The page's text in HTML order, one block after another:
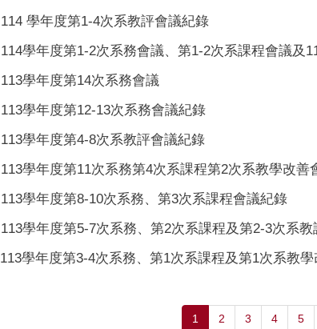
114 學年度第1-4次系教評會議紀錄
114學年度第1-2次系務會議、第1-2次系課程會議及
113學年度第14次系務會議
113學年度第12-13次系務會議紀錄
113學年度第4-8次系教評會議紀錄
113學年度第11次系務第4次系課程第2次系教學改善
113學年度第8-10次系務、第3次系課程會議紀錄
113學年度第5-7次系務、第2次系課程及第2-3次系
113學年度第3-4次系務、第1次系課程及第1次系教
1 2 3 4 5